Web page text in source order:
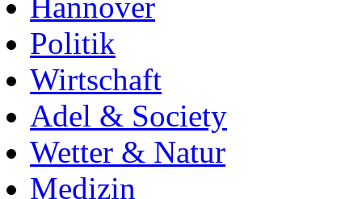
Politik
Wirtschaft
Adel & Society
Wetter & Natur
Medizin